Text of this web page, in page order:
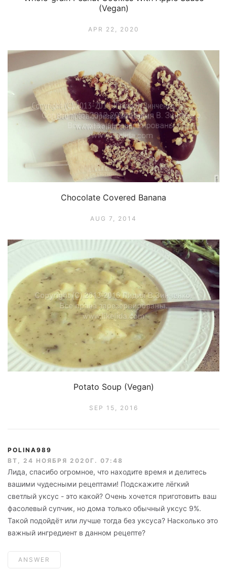
(Vegan)
APR 22, 2020
Chocolate Covered Banana
AUG 7, 2014
Potato Soup (Vegan)
SEP 15, 2016
POLINA989
ВТ, 24 НОЯБРЯ 2020Г. 07:48
Лида, спасибо огромное, что находите время и делитесь
вашими чудесными рецептами! Подскажите лёгкий
светлый уксус - это какой? Очень хочется приготовить ваш
фасолевый супчик, но дома только обычный уксус 9%.
Такой подойдёт или лучше тогда без уксуса? Насколько это
важный ингредиент в данном рецепте?
ANSWER